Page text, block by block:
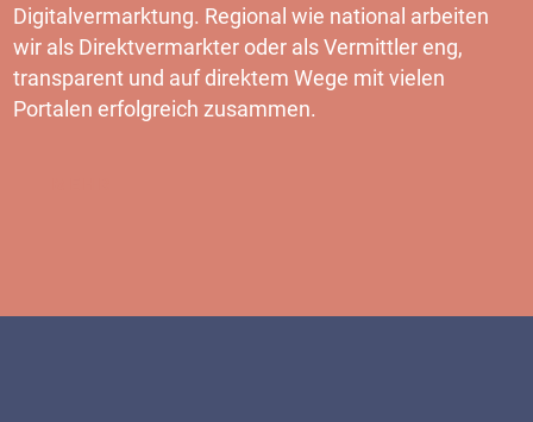
Digitalvermarktung. Regional wie national arbeiten
wir als Direktvermarkter oder als Vermittler eng,
transparent und auf direktem Wege mit vielen
Portalen erfolgreich zusammen.